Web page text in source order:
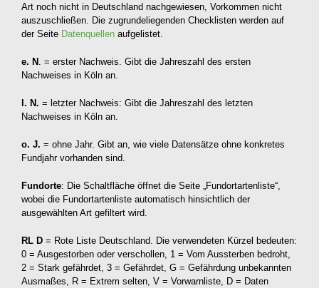
Art noch nicht in Deutschland nachgewiesen, Vorkommen nicht
auszuschließen. Die zugrundeliegenden Checklisten werden auf
der Seite Datenquellenaufgelistet.
e. N . = erster Nachweis. Gibt die Jahreszahl des ersten
Nachweises in Köln an.
l. N. = letzter Nachweis: Gibt die Jahreszahl des letzten
Nachweises in Köln an.
o. J. = ohne Jahr. Gibt an, wie viele Datensätze ohne konkretes
Fundjahr vorhanden sind.
Fundorte: Die Schaltfläche öffnet die Seite „Fundortartenliste“,
wobei die Fundortartenliste automatisch hinsichtlich der
ausgewählten Art gefiltert wird.
RL D= Rote Liste Deutschland. Die verwendeten Kürzel bedeuten:
0 = Ausgestorben oder verschollen, 1 = Vom Aussterben bedroht,
2 = Stark gefährdet, 3 = Gefährdet, G = Gefährdung unbekannten
Ausmaßes, R = Extrem selten, V = Vorwarnliste, D = Daten